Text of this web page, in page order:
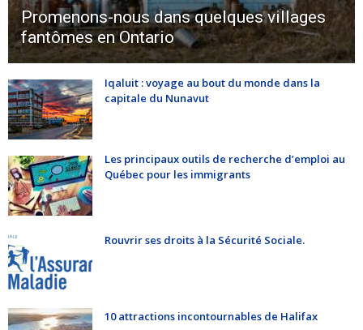
Promenons-nous dans quelques villages
fantômes en Ontario
Iqaluit : voyage au bout du monde dans la
capitale du Nunavut
Les principaux outils de recherche d’emploi au
Québec pour les immigrants
Rouvrir ses droits à la Sécurité Sociale.
10 attractions incontournables de Halifax